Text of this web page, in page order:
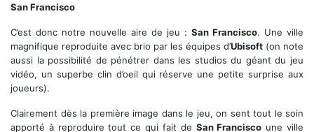
San Francisco
C’est donc notre nouvelle aire de jeu : San Francisco. Une ville
magnifique reproduite avec brio par les équipes d’Ubisoft (on note
aussi la possibilité de pénétrer dans les studios du géant du jeu
vidéo, un superbe clin d’oeil qui réserve une petite surprise aux
joueurs).
Clairement dès la première image dans le jeu, on sent tout le soin
apporté à reproduire tout ce qui fait de San Francisco une ville